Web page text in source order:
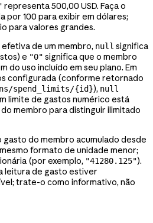
representa 500,00 USD. Faça o
por 100 para exibir em dólares;
para valores grandes.
efetiva de um membro, null significa
e "0" significa que o membro
do uso incluído em seu plano. Em
configurada (conforme retornado
spend_limits/{id}), null
limite de gastos numérico está
membro para distinguir ilimitado
gasto do membro acumulado desde
formato de unidade menor;
(por exemplo, "41280.125").
leitura de gasto estiver
trate-o como informativo, não